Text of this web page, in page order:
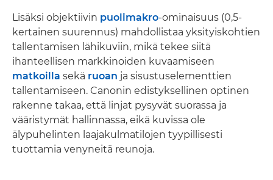
Lisäksi objektiivin puolimakro-ominaisuus (0,5-
kertainen suurennus) mahdollistaa yksityiskohtien
tallentamisen lähikuviin, mikä tekee siitä
ihanteellisen markkinoiden kuvaamiseen
matkoilla sekä ruoan ja sisustuselementtien
tallentamiseen. Canonin edistyksellinen optinen
rakenne takaa, että linjat pysyvät suorassa ja
vääristymät hallinnassa, eikä kuvissa ole
älypuhelinten laajakulmatilojen tyypillisesti
tuottamia venyneitä reunoja.